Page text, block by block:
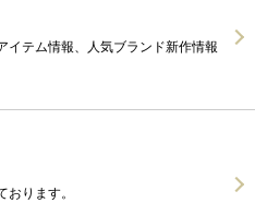
イテム情報、人気ブランド新作情報
ります。